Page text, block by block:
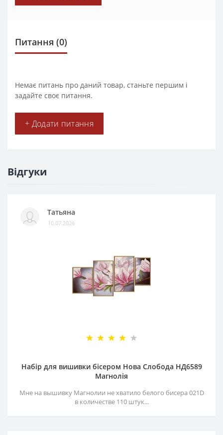
Питання (0)
Немає питань про даний товар, станьте першим і
задайте своє питання.
+ Додати питання
Відгуки
Татьяна
10.07.2026
Набір для вишивки бісером Нова Слобода НД6589
Магнолія
Мне на вышивку Магнолии не хватило белого бисера 021D
в количестве 110 штук...